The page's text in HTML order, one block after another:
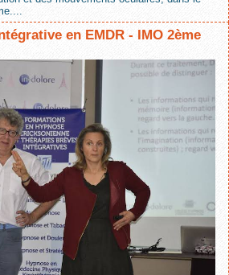
en EMDR - IMO 2ème